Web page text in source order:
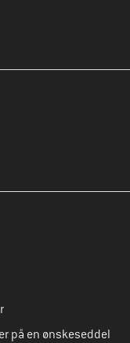
trin din
på en ønskeseddel